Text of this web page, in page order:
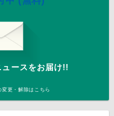
ースをお届け!!
更・解除はこちら